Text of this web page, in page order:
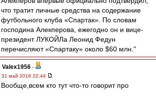
что тратит личные средства на содержание
футбольного клуба «Спартак». По словам
господина Алекперова, ежегодно он и вице-
президент ЛУКОЙЛа Леонид Федун
перечисляют «Спартаку» около $60 млн."
Valex1956 -
31 май 2016 22:44
Вообще,всем кто тут что-то говорит про